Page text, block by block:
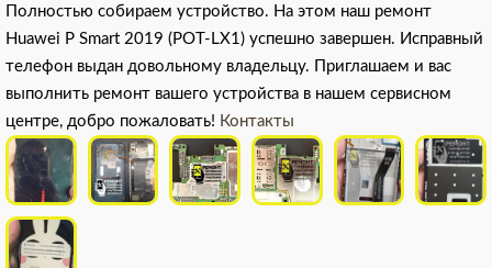
Полностью собираем устройство. На этом наш ремонт
Huawei P Smart 2019 (POT-LX1) успешно завершен. Исправный
телефон выдан довольному владельцу. Приглашаем и вас
выполнить ремонт вашего устройства в нашем сервисном
центре, добро пожаловать! Контакты